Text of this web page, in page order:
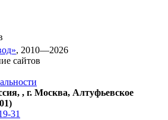
, 2010—2026
сайтов
, , г. Москва, Алтуфьевское
31